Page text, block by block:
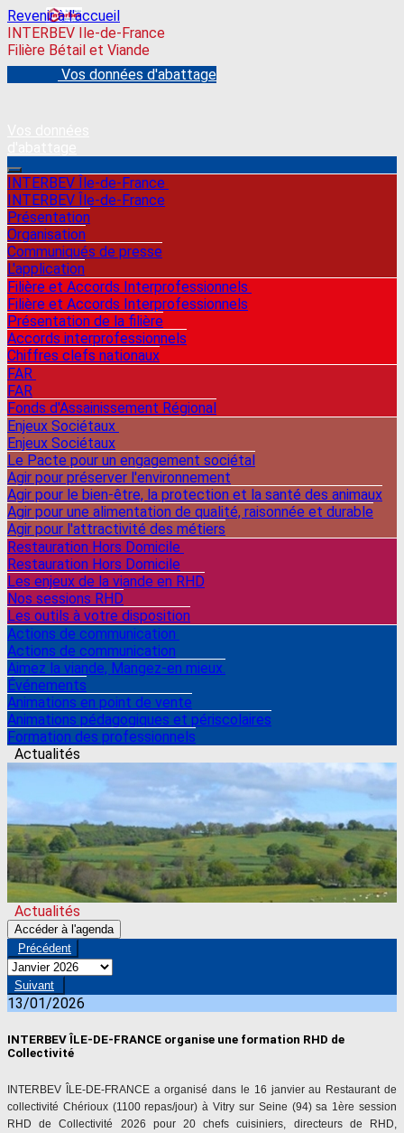
Revenir à l'accueil
INTERBEV Ile-de-France
Filière Bétail et Viande
Vos données d'abattage
INTERBEV Île-de-France
INTERBEV Île-de-France
Présentation
Organisation
Communiqués de presse
L'application
Filière et Accords Interprofessionnels
Filière et Accords Interprofessionnels
Présentation de la filière
Accords interprofessionnels
Chiffres clefs nationaux
FAR
FAR
Fonds d'Assainissement Régional
Enjeux Sociétaux
Enjeux Sociétaux
Le Pacte pour un engagement sociétal
Agir pour préserver l'environnement
Agir pour le bien-être, la protection et la santé des animaux
Agir pour une alimentation de qualité, raisonnée et durable
Agir pour l'attractivité des métiers
Restauration Hors Domicile
Restauration Hors Domicile
Les enjeux de la viande en RHD
Nos sessions RHD
Les outils à votre disposition
Actions de communication
Actions de communication
Aimez la viande, Mangez-en mieux.
Événements
Animations en point de vente
Animations pédagogiques et périscolaires
Formation des professionnels
Actualités
Actualités
Accéder à l'agenda
Précédent
Suivant
13/01/2026
INTERBEV ÎLE-DE-FRANCE organise une formation RHD de
Collectivité
INTERBEV ÎLE-DE-FRANCE a organisé dans le 16 janvier au Restaurant de
collectivité Chérioux (1100 repas/jour) à Vitry sur Seine (94) sa 1ère session
RHD de Collectivité 2026 pour 20 chefs cuisiniers, directeurs de RHD,